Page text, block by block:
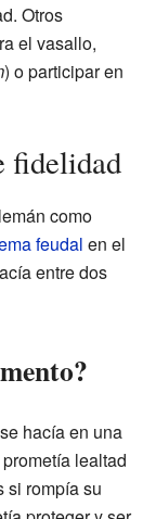
Otros
el vasallo,
) o participar en
fidelidad
como
feudal en el
entre dos
hacía en una
lealtad
si rompía su